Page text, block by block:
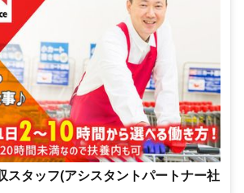
スタッフ(アシスタントパートナー社